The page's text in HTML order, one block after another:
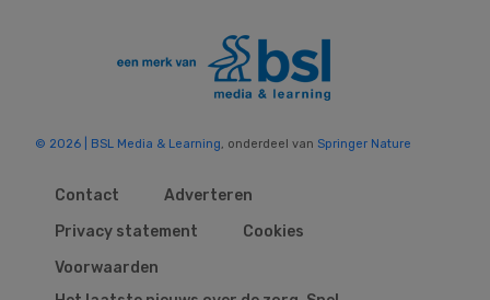
© 2026 | BSL Media & Learning, onderdeel van Springer Nature
Contact
Adverteren
Privacy statement
Cookies
Voorwaarden